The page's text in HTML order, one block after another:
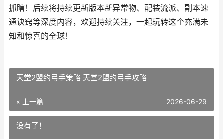
抓瞎！后续将持续更新版本新异常物、配装流派、副本速
通诀窍等深度内容，欢迎持续关注，一起玩转这个充满未
知和惊喜的全球！
天堂2盟约弓手策略 天堂2盟约弓手攻略
« 上一篇 2026-06-29
没有了！